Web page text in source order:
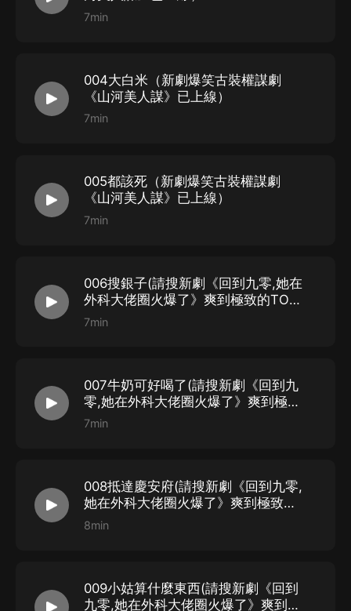
制作合成：雪漫漫
一審：廬陽安檸
后期：棉花糖
7min
004大白米（新劇爆笑古裝權謀劇
《山河美人謀》已上線）
7min
005都該死（新劇爆笑古裝權謀劇
《山河美人謀》已上線）
7min
006搜銀子(請搜新劇《回到九零,她在
外科大佬圈火爆了》爽到極致的TOP
醫生文)
7min
007牛奶可好喝了(請搜新劇《回到九
零,她在外科大佬圈火爆了》爽到極致
的TOP醫生文)
7min
008抵達慶安府(請搜新劇《回到九零,
她在外科大佬圈火爆了》爽到極致的
TOP醫生文)
8min
009小姑算什麼東西(請搜新劇《回到
九零,她在外科大佬圈火爆了》爽到極